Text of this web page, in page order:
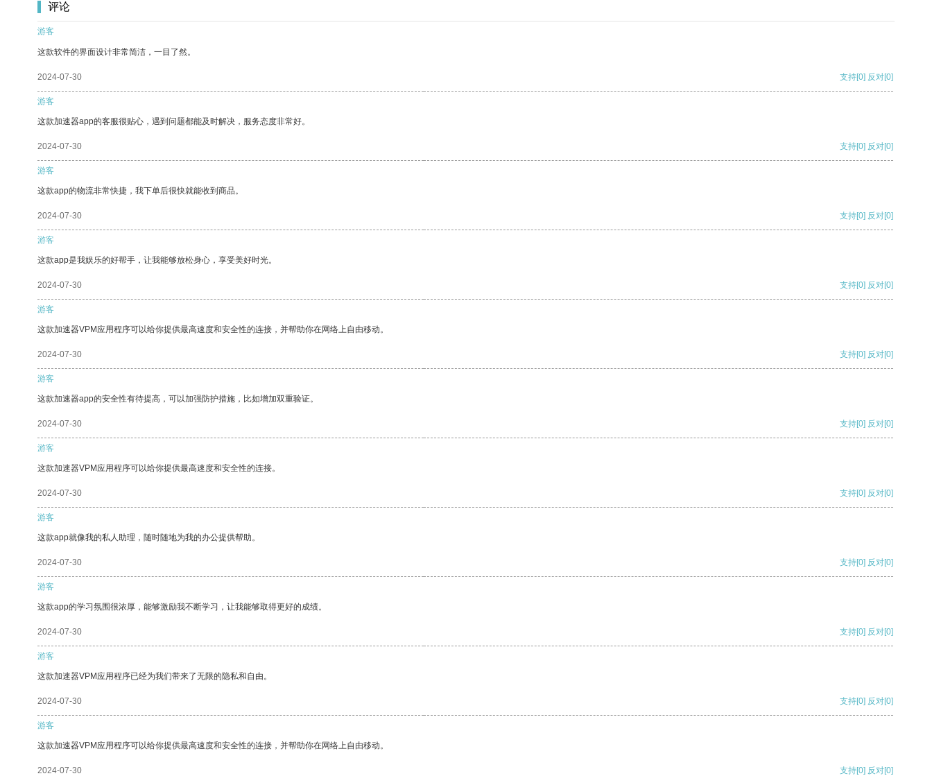
评论
游客
这款软件的界面设计非常简洁，一目了然。
2024-07-30 支持[0] 反对[0]
游客
这款加速器app的客服很贴心，遇到问题都能及时解决，服务态度非常好。
2024-07-30 支持[0] 反对[0]
游客
这款app的物流非常快捷，我下单后很快就能收到商品。
2024-07-30 支持[0] 反对[0]
游客
这款app是我娱乐的好帮手，让我能够放松身心，享受美好时光。
2024-07-30 支持[0] 反对[0]
游客
这款加速器VPM应用程序可以给你提供最高速度和安全性的连接，并帮助你在网络上自由移动。
2024-07-30 支持[0] 反对[0]
游客
这款加速器app的安全性有待提高，可以加强防护措施，比如增加双重验证。
2024-07-30 支持[0] 反对[0]
游客
这款加速器VPM应用程序可以给你提供最高速度和安全性的连接。
2024-07-30 支持[0] 反对[0]
游客
这款app就像我的私人助理，随时随地为我的办公提供帮助。
2024-07-30 支持[0] 反对[0]
游客
这款app的学习氛围很浓厚，能够激励我不断学习，让我能够取得更好的成绩。
2024-07-30 支持[0] 反对[0]
游客
这款加速器VPM应用程序已经为我们带来了无限的隐私和自由。
2024-07-30 支持[0] 反对[0]
游客
这款加速器VPM应用程序可以给你提供最高速度和安全性的连接，并帮助你在网络上自由移动。
2024-07-30 支持[0] 反对[0]